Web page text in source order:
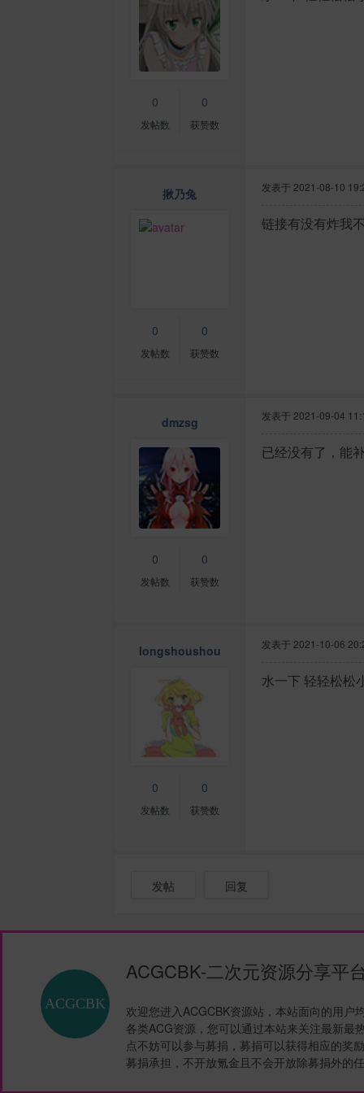
0
发帖数
0
获赞数
揪乃兔
0
发帖数
0
获赞数
发表于 2021-08-10
链接有没有炸我
dmzsg
0
发帖数
0
获赞数
发表于 2021-09-04
已经没有了，能
longshoushou
0
发帖数
0
获赞数
发表于 2021-10-06
水一下 轻轻松
发帖 回复
ACGCBK-二次元资源分享平
欢迎您进入ACGCBK资源站，本站面向的用
各类ACG资源，您可以通过本站来关注最新最
点不妨可以参与募捐，募捐可以获得相应的奖
募捐承担，不开放氪金且不会开放除募捐外的